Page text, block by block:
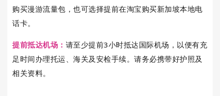
购买漫游流量包，也可选择提前在淘宝购买新加坡本地电
话卡。
提前抵达机场： 请至少提前3小时抵达国际机场，以便有充
足时间办理托运、海关及安检手续。请务必携带好护照及
相关资料。